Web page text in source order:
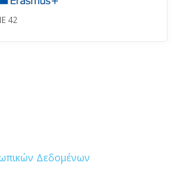
42
Δεδομένων